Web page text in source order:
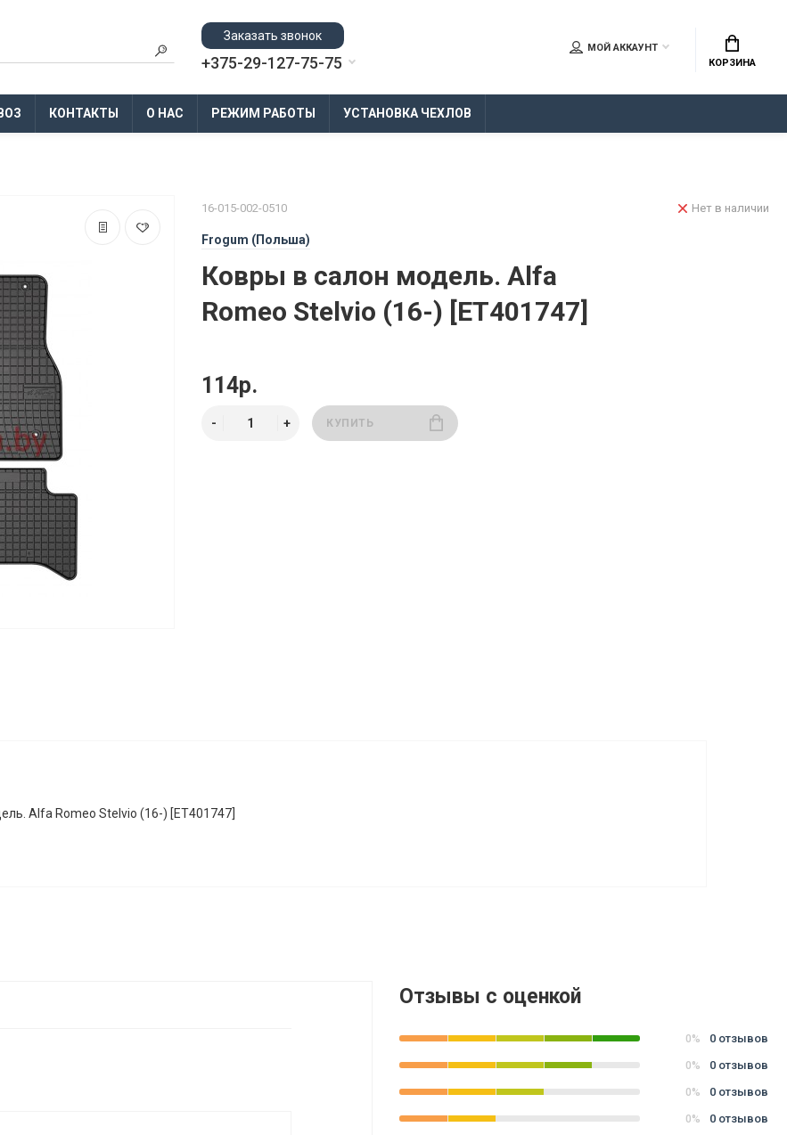
Заказать звонок
+375-29-127-75-75
МОЙ АККАУНТ
КОРЗИНА
КОНТАКТЫ О НАС РЕЖИМ РАБОТЫ УСТАНОВКА ЧЕХЛОВ
16-015-002-0510
Frogum (Польша)
Ковры в салон модель. Alfa
Romeo Stelvio (16-) [ET401747]
Нет в наличии
114р.
КУПИТЬ
Alfa Romeo Stelvio (16-) [ET401747]
Отзывы с оценкой
0% 0 отзывов
0% 0 отзывов
0% 0 отзывов
0% 0 отзывов